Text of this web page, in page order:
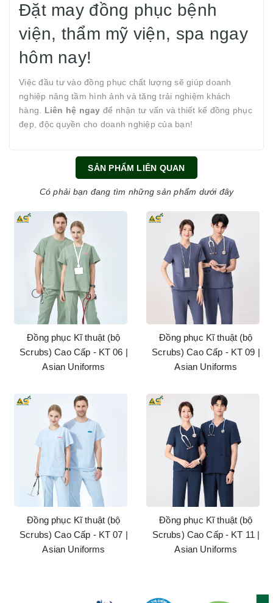
Đặt may đồng phục bệnh
viện, thẩm mỹ viện, spa ngay
hôm nay!
Việc đầu tư vào đồng phục chất lượng sẽ giúp doanh
nghiệp nâng tầm hình ảnh và tăng trải nghiệm khách
hàng. Liên hệ ngay để nhận tư vấn và thiết kế đồng phục
đẹp, độc quyền cho doanh nghiệp của bạn!
SẢN PHẨM LIÊN QUAN
Có phải bạn đang tìm những sản phẩm dưới đây
Đồng phục Kĩ thuật (bộ
Scrubs) Cao Cấp - KT 06 |
Asian Uniforms
Đồng phục Kĩ thuật (bộ
Scrubs) Cao Cấp - KT 07 |
Asian Uniforms
Đồng phục Kĩ thuật (bộ
Scrubs) Cao Cấp - KT 09 |
Asian Uniforms
Đồng phục Kĩ thuật (bộ
Scrubs) Cao Cấp - KT 11 |
Asian Uniforms